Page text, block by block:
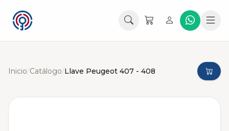
Inicio/Catálogo/Llave Peugeot 407 - 408